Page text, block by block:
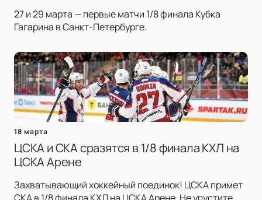
27 и 29 марта — первые матчи 1/8 финала Кубка
Гагарина в Санкт-Петербурге.
18 марта
ЦСКА и СКА сразятся в 1/8 финала КХЛ на
ЦСКА Арене
Захватывающий хоккейный поединок! ЦСКА примет